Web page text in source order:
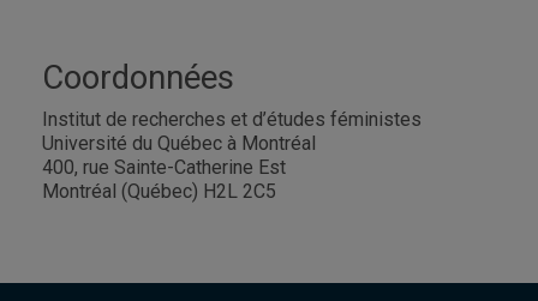
Coordonnées
Institut de recherches et d’études féministes
Université du Québec à Montréal
400, rue Sainte-Catherine Est
Montréal (Québec) H2L 2C5